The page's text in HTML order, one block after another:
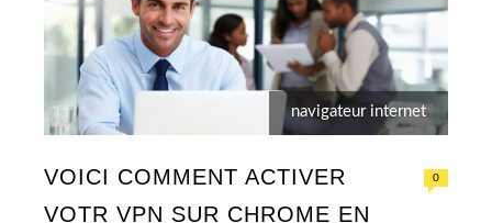
navigateur internet
VOICI COMMENT ACTIVER
VOTR VPN SUR CHROME EN
0